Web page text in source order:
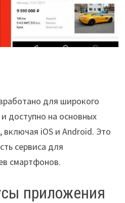
для широкого
доступно на основных
iOS и Android. Это
сервиса для
смартфонов.
приложения